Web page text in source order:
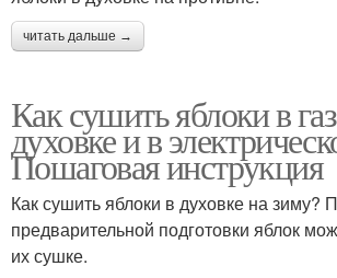
читать дальше →
Как сушить яблоки в
духовке и в
Пошаговая инструкция
Как сушить яблоки в духовке на зиму?
предварительной подготовки яблок
их сушке.